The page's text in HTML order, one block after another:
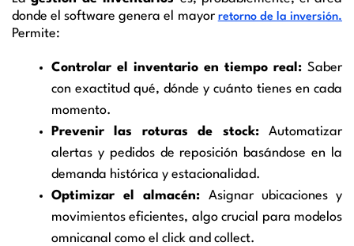
donde el software genera el mayor retorno de la inversión.
Permite:
Controlar el inventario en tiempo real: Saber
con exactitud qué, dónde y cuánto tienes en cada
momento.
Prevenir las roturas de stock: Automatizar
alertas y pedidos de reposición basándose en la
demanda histórica y estacionalidad.
Optimizar el almacén: Asignar ubicaciones y
movimientos eficientes, algo crucial para modelos
omnicanal como el click and collect.